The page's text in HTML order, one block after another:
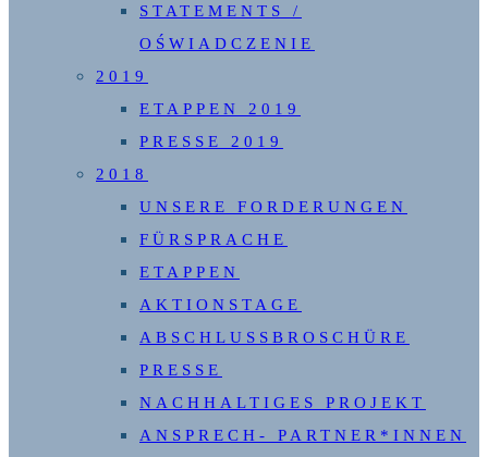
STATEMENTS /
OŚWIADCZENIE
2019
ETAPPEN 2019
PRESSE 2019
2018
UNSERE FORDERUNGEN
FÜRSPRACHE
ETAPPEN
AKTIONSTAGE
ABSCHLUSSBROSCHÜRE
PRESSE
NACHHALTIGES PROJEKT
ANSPRECH- PARTNER*INNEN